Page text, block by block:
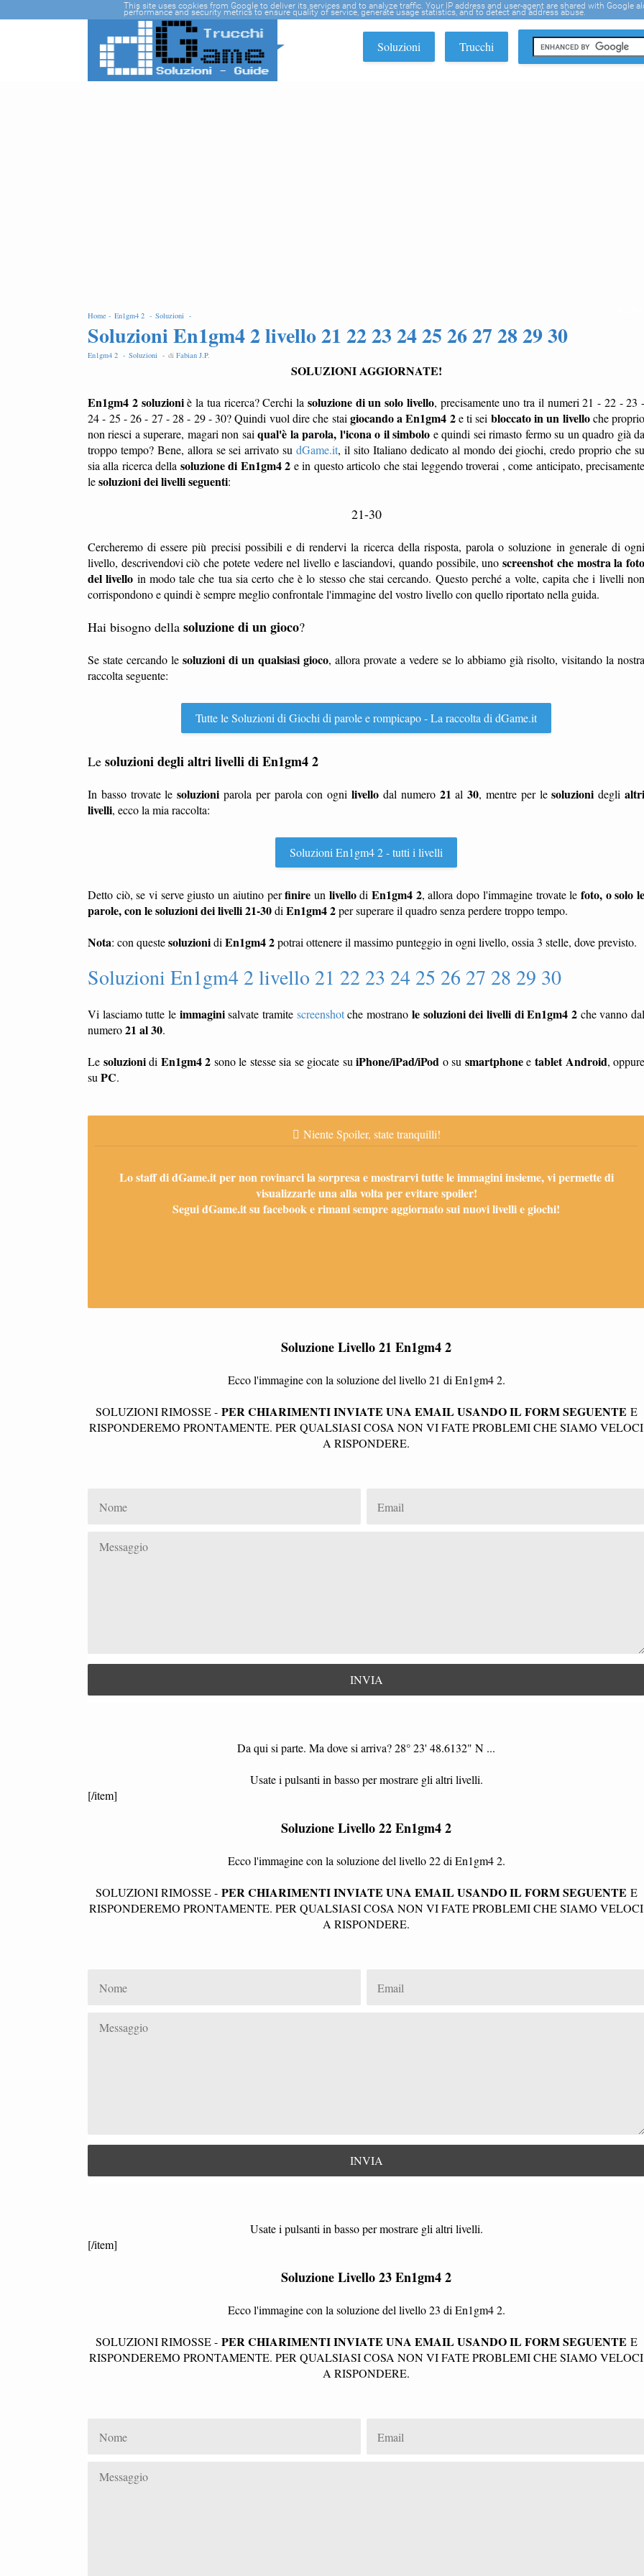
Soluzioni Trucchi
Home - En1gm4 2 - Soluzioni -
Soluzioni En1gm4 2 livello 21 22 23 24 25 26 27 28 29 30
En1gm4 2 - Soluzioni - di Fabian J.P.
SOLUZIONI AGGIORNATE!
En1gm4 2 soluzioniè la tua ricerca? Cerchi la soluzione di un solo livello, precisamente uno tra il numeri 21 - 22 - 23 -
24 - 25 - 26 - 27 - 28 - 29 - 30? Quindi vuol dire che stai giocando a En1gm4 2e ti sei bloccato in un livelloche
non riesci a superare, magari non saiqual'è la parola, l'icona o il simbolo e quindi sei rimasto fermo su un quadro già
troppo tempo? Bene, allora se sei arrivato sudGame.it, il sito Italiano dedicato al mondo dei giochi, credo proprio che
sia alla ricerca della soluzione di En1gm4 2 e in questo articolo che stai leggendo troverai , come anticipato,
lesoluzioni dei livelli seguenti:
21-30
Cercheremo di essere più precisi possibili e di rendervi la ricerca della risposta, parola o soluzione in generale di ogni
livello, descrivendovi ciò che potete vedere nel livello e lasciandovi, quando possibile, unoscreenshot che mostra la
del livello in modo tale che tua sia certo che è lo stesso che stai cercando. Questo perché a volte, capita che i livelli
corrispondono e quindi è sempre meglio confrontale l'immagine del vostro livello con quello riportato nella guida.
Hai bisogno della soluzione di un gioco?
Se state cercando le soluzioni di un qualsiasi gioco, allora provate a vedere se lo abbiamo già risolto, visitando la nostra
raccolta seguente:
Tutte le Soluzioni di Giochi di parole e rompicapo - La raccolta di dGame.it
Le soluzioni degli altri livelli di En1gm4 2
In basso trovate lesoluzioni parola per parola con ognilivello dal numero 21 al30, mentre per lesoluzioni degli
livelli, ecco la mia raccolta:
Soluzioni En1gm4 2 - tutti i livelli
Detto ciò, se vi serve giusto un aiutino perfinire un livellodiEn1gm4 2, allora dopo l'immagine trovate le foto, o solo
parole, con le soluzioni dei livelli 21-30di En1gm4 2per superare il quadro senza perdere troppo tempo.
Nota: con questesoluzionidi En1gm4 2potrai ottenere il massimo punteggio in ogni livello, ossia 3 stelle, dove previsto.
Soluzioni En1gm4 2 livello 21 22 23 24 25 26 27 28 29 30
Vi lasciamo tutte le immaginisalvate tramite screenshotche mostrano le soluzioni dei livelli di En1gm4 2che vanno
numero21 al 30.
Le soluzionidi En1gm4 2 sono le stesse sia se giocate suiPhone/iPad/iPod o su smartphonee tablet Android,
su PC.
Niente Spoiler, state tranquilli!
Lo staff di dGame.it per non rovinarci la sorpresa e mostrarvi tutte le immagini insieme, vi permette di
visualizzarle una alla volta per evitare spoiler!
Segui dGame.it su facebook e rimani sempre aggiornato sui nuovi livelli e giochi!
Soluzione Livello 21 En1gm4 2
Ecco l'immagine con la soluzione del livello 21 di En1gm4 2.
SOLUZIONI RIMOSSE - PER CHIARIMENTI INVIATE UNA EMAIL USANDO IL FORM SEGUENTE E
RISPONDEREMO PRONTAMENTE. PER QUALSIASI COSA NON VI FATE PROBLEMI CHE SIAMO VELOCI
A RISPONDERE.
Da qui si parte. Ma dove si arriva? 28° 23' 48.6132" N ...
Usate i pulsanti in basso per mostrare gli altri livelli.
[/item]
Soluzione Livello 22 En1gm4 2
Ecco l'immagine con la soluzione del livello 22 di En1gm4 2.
SOLUZIONI RIMOSSE - PER CHIARIMENTI INVIATE UNA EMAIL USANDO IL FORM SEGUENTE E
RISPONDEREMO PRONTAMENTE. PER QUALSIASI COSA NON VI FATE PROBLEMI CHE SIAMO VELOCI
A RISPONDERE.
Usate i pulsanti in basso per mostrare gli altri livelli.
[/item]
Soluzione Livello 23 En1gm4 2
Ecco l'immagine con la soluzione del livello 23 di En1gm4 2.
SOLUZIONI RIMOSSE - PER CHIARIMENTI INVIATE UNA EMAIL USANDO IL FORM SEGUENTE E
RISPONDEREMO PRONTAMENTE. PER QUALSIASI COSA NON VI FATE PROBLEMI CHE SIAMO VELOCI
A RISPONDERE.
This site uses cookies from Google to deliver its services and to analyze traffic. Your IP address and user-agent are shared with Google
performance and security metrics to ensure quality of service, generate usage statistics, and to detect and address abuse.